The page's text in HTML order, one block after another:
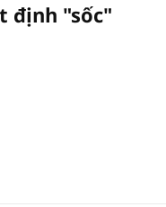
định "sốc"